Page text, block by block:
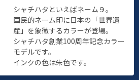
シャチハタといえばネーム９。
国民的ネーム印に日本の「世界遺
産」を象徴するカラーが登場。
シャチハタ創業100周年記念カラー
モデルです。
インクの色は朱色です。